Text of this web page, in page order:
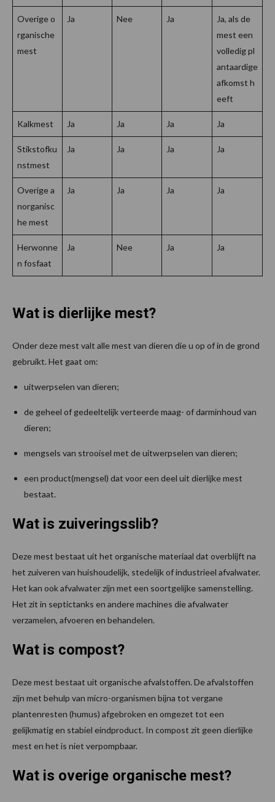
Overige o
rganische
mest
Ja Nee Ja
Ja, als de
mest een
volledig pl
antaardige
afkomst h
eeft
Kalkmest Ja Ja Ja Ja
Stikstofku
nstmest
Ja Ja Ja Ja
Overige a
norganisc
he mest
Ja Ja Ja Ja
Herwonne
n fosfaat
Ja Nee Ja Ja
Wat is dierlijke mest?
Onder deze mest valt alle mest van dieren die u op of in de grond
gebruikt. Het gaat om:
uitwerpselen van dieren;
de geheel of gedeeltelijk verteerde maag- of darminhoud van
dieren;
mengsels van strooisel met de uitwerpselen van dieren;
een product(mengsel) dat voor een deel uit dierlijke mest
bestaat.
Wat is zuiveringsslib?
Deze mest bestaat uit het organische materiaal dat overblijft na
het zuiveren van huishoudelijk, stedelijk of industrieel afvalwater.
Het kan ook afvalwater zijn met een soortgelijke samenstelling.
Het zit in septictanks en andere machines die afvalwater
verzamelen, afvoeren en behandelen.
Wat is compost?
Deze mest bestaat uit organische afvalstoffen. De afvalstoffen
zijn met behulp van micro-organismen bijna tot vergane
plantenresten (humus) afgebroken en omgezet tot een
gelijkmatig en stabiel eindproduct. In compost zit geen dierlijke
mest en het is niet verpompbaar.
Wat is overige organische mest?